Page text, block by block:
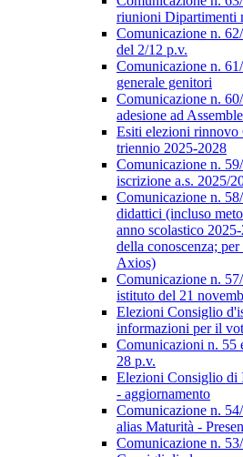
riunioni Dipartimenti
Comunicazione n.
del 2/12 p.v.
Comunicazione n.
generale genitori
Comunicazione n.
adesione ad
Esiti elezioni
triennio 2025-2028
Comunicazione n.
iscrizione a.s. 2025/
Comunicazione n.
didattici (incluso
anno scolastico
della conoscenza;
Axios)
Comunicazione n.
istituto del 21
Elezioni Consiglio
informazioni per il
Comunicazioni n. 55
28 p.v.
Elezioni Consiglio di
- aggiornamento
Comunicazione n.
alias Maturità -
Comunicazione n.